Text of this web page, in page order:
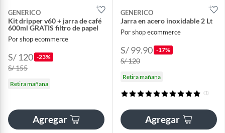
GENERICO
Kit dripper v60 + jarra de café
600ml GRATIS filtro de papel
Por shop ecommerce
S/ 120 -23%
S/ 155
Retira mañana
Agregar
GENERICO
Jarra en acero inoxidable 2 Lt
Por shop ecommerce
S/ 99.90 -17%
S/ 120
Retira mañana
(1)
Agregar